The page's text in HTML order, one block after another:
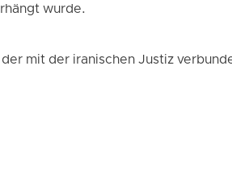
wurde.
mit der iranischen Justiz